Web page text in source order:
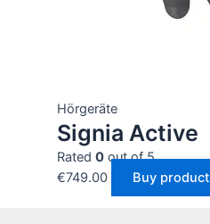
Hörgeräte
Signia Active
Rated 0out of 5
€749.00 Buy product